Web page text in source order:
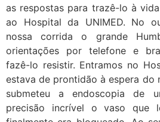
as respostas para trazê-lo à
ao Hospital da UNIMED. No
nossa corrida o grande
orientações por telefone e
fazê-lo resistir. Entramos no
estava de prontidão à espera do
submeteu a endoscopia de
precisão incrível o vaso que